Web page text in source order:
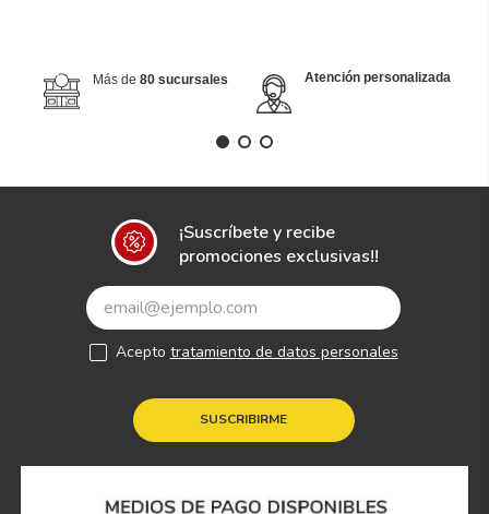
Más de 80 sucursales Atención personalizada
¡Suscríbete y recibe
promociones exclusivas!!
SUSCRIBIRME
Acepto tratamiento de datos personales